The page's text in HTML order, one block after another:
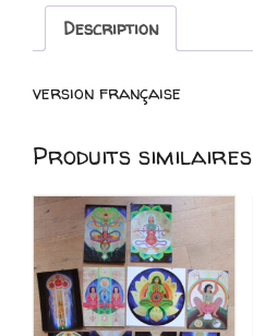
Oracle
Femmes
Description
version française
Produits similaires